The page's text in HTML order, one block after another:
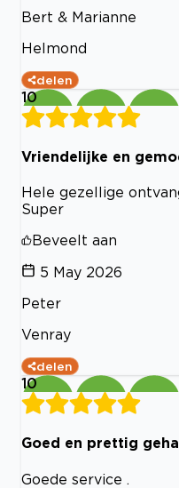
Bert & Marianne
Helmond
delen
10
Vriendelijke en
Hele gezellige
Super
Beveelt aan
5 May 2026
Peter
Venray
delen
10
Goed en prettig
Goede service .